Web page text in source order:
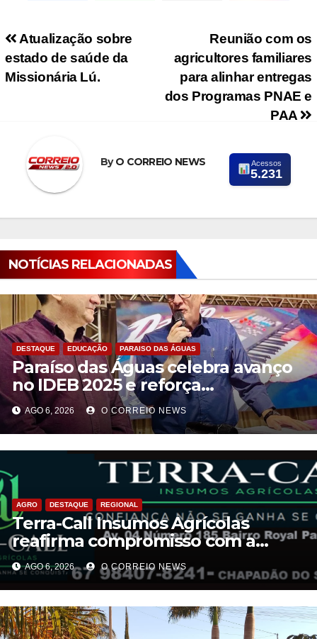
Navegação de PostReunião com os
agricultores familiares
para alinhar entregas
dos Programas PNAE e
PAA
Atualização sobre
estado de saúde da
Missionária Lú.
ByO CORREIO NEWS Acessos
5.231
NOTÍCIAS RELACIONADAS
DESTAQUE EDUCAÇÃO PARAISO DAS ÁGUAS
Paraíso das Águas celebra avanço
no IDEB 2025 e reforça
compromisso com uma educação
pública de qualidade
AGO 6, 2026 O CORREIO NEWS
AGRO DESTAQUE REGIONAL
Terra-Call Insumos Agrícolas
reafirma compromisso com a
qualidade do Calcário Castro PR
AGO 6, 2026 O CORREIO NEWS